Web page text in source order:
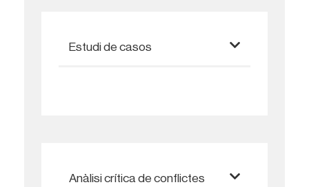
Estudi de casos
Anàlisi crítica de conflictes